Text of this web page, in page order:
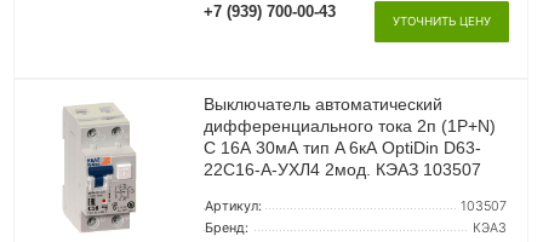
+7 (939) 700-00-43
УТОЧНИТЬ ЦЕНУ
Выключатель автоматический
дифференциального тока 2п (1P+N)
C 16А 30мА тип A 6кА OptiDin D63-
22C16-A-УХЛ4 2мод. КЭАЗ 103507
Артикул:
103507
Бренд:
КЭАЗ